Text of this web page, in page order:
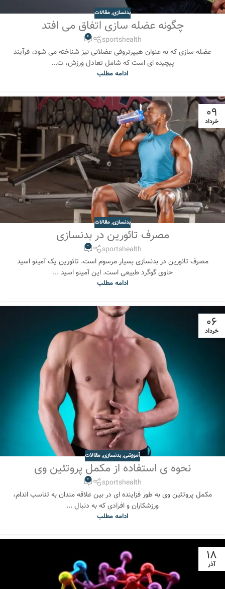
بدنسازی,مقالات
چگونه عضله سازی اتفاق می افتد
sportshealth
0
عضله سازی که به عنوان هیپرتروفی عضلانی نیز شناخته می شود، فرآیند
پیچیده ای است که شامل تعادل ورزش، ت...
ادامه مطلب
09
خرداد
بدنسازی,مقالات
مصرف تائورین در بدنسازی
sportshealth
0
مصرف تائورین در بدنسازی بسیار مرسوم است. تائورین یک آمینو اسید
حاوی گوگرد طبیعی است. این آمینو اسید ...
ادامه مطلب
06
خرداد
آموزشی,بدنسازی,مقالات
نحوه ی استفاده از مکمل پروتئین وی
sportshealth
0
مکمل پروتئین وی به طور فزاینده ای در بین علاقه مندان به تناسب اندام،
ورزشکاران و افرادی که به دنبال ...
ادامه مطلب
18
آذر